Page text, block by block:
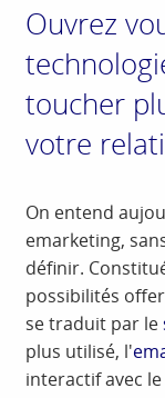
Ouvrez
toucher
votre
On entend
emarketing,
définir.
possibilités
se traduit par le
plus utilisé, l'
interactif avec